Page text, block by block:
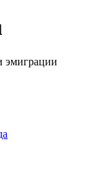
эмиграции